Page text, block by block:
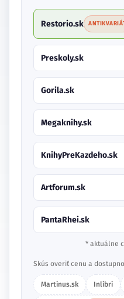
Restorio.sk
Preskoly.sk
Gorila.sk
Megaknihy.sk
KnihyPreKazdeho.sk
Artforum.sk
PantaRhei.sk
* aktuálne
Skús overiť cenu a
Martinus.sk Inlibri